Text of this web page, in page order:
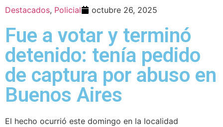
Destacados, Policial octubre 26, 2025
Fue a votar y terminó
detenido: tenía pedido
de captura por abuso en
Buenos Aires
El hecho ocurrió este domingo en la localidad